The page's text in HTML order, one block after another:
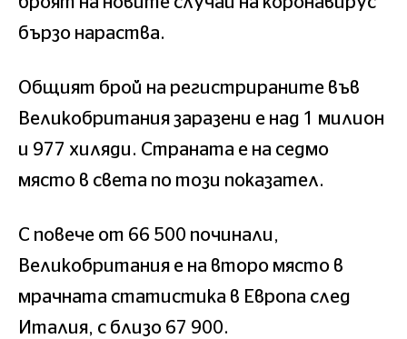
бързо нараства.
Общият брой на регистрираните във
Великобритания заразени е над 1 милион
и 977 хиляди. Страната е на седмо
място в света по този показател.
С повече от 66 500 починали,
Великобритания е на второ място в
мрачната статистика в Европа след
Италия, с близо 67 900.